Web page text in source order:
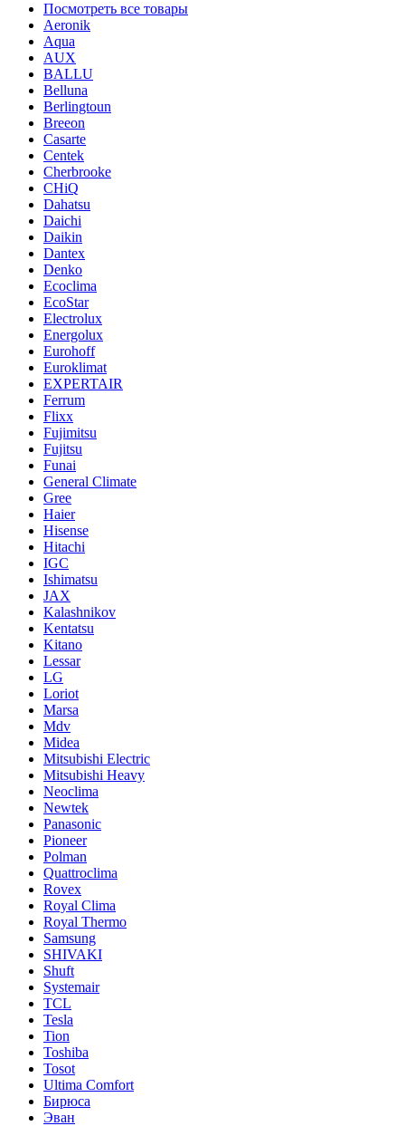
Посмотреть все товары
Aeronik
Aqua
AUX
BALLU
Belluna
Berlingtoun
Breeon
Casarte
Centek
Cherbrooke
CHiQ
Dahatsu
Daichi
Daikin
Dantex
Denko
Ecoclima
EcoStar
Electrolux
Energolux
Eurohoff
Euroklimat
EXPERTAIR
Ferrum
Flixx
Fujimitsu
Fujitsu
Funai
General Climate
Gree
Haier
Hisense
Hitachi
IGC
Ishimatsu
JAX
Kalashnikov
Kentatsu
Kitano
Lessar
LG
Loriot
Marsa
Mdv
Midea
Mitsubishi Electric
Mitsubishi Heavy
Neoclima
Newtek
Panasonic
Pioneer
Polman
Quattroclima
Rovex
Royal Clima
Royal Thermo
Samsung
SHIVAKI
Shuft
Systemair
TCL
Tesla
Tion
Toshiba
Tosot
Ultima Comfort
Бирюса
Эван